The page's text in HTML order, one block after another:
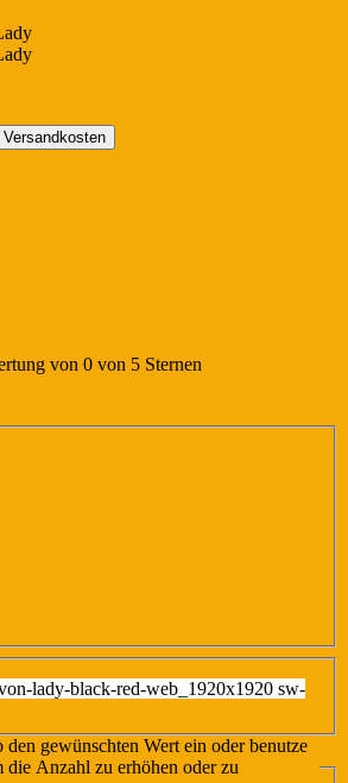
von 0 von 5 Sternen
sw-
gewünschten Wert ein oder benutze
die Anzahl zu erhöhen oder zu